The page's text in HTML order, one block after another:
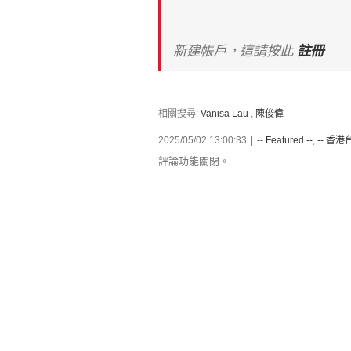
新建帳戶，這請按此註冊
相關搜尋: Vanisa Lau , 陳俊偉
2025/05/02 13:00:33 -- Featured --, -- 香港
評論功能關閉。